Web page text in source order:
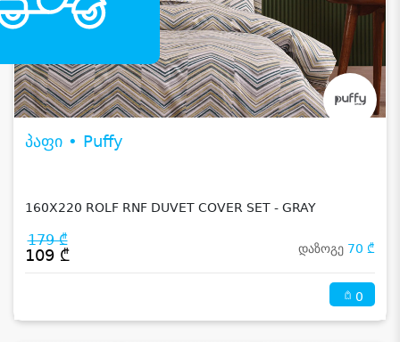
პაფი • Puffy
160X220 ROLF RNF DUVET COVER SET - GRAY
179 ₾
109 ₾ დაზოგე 70 ₾
0